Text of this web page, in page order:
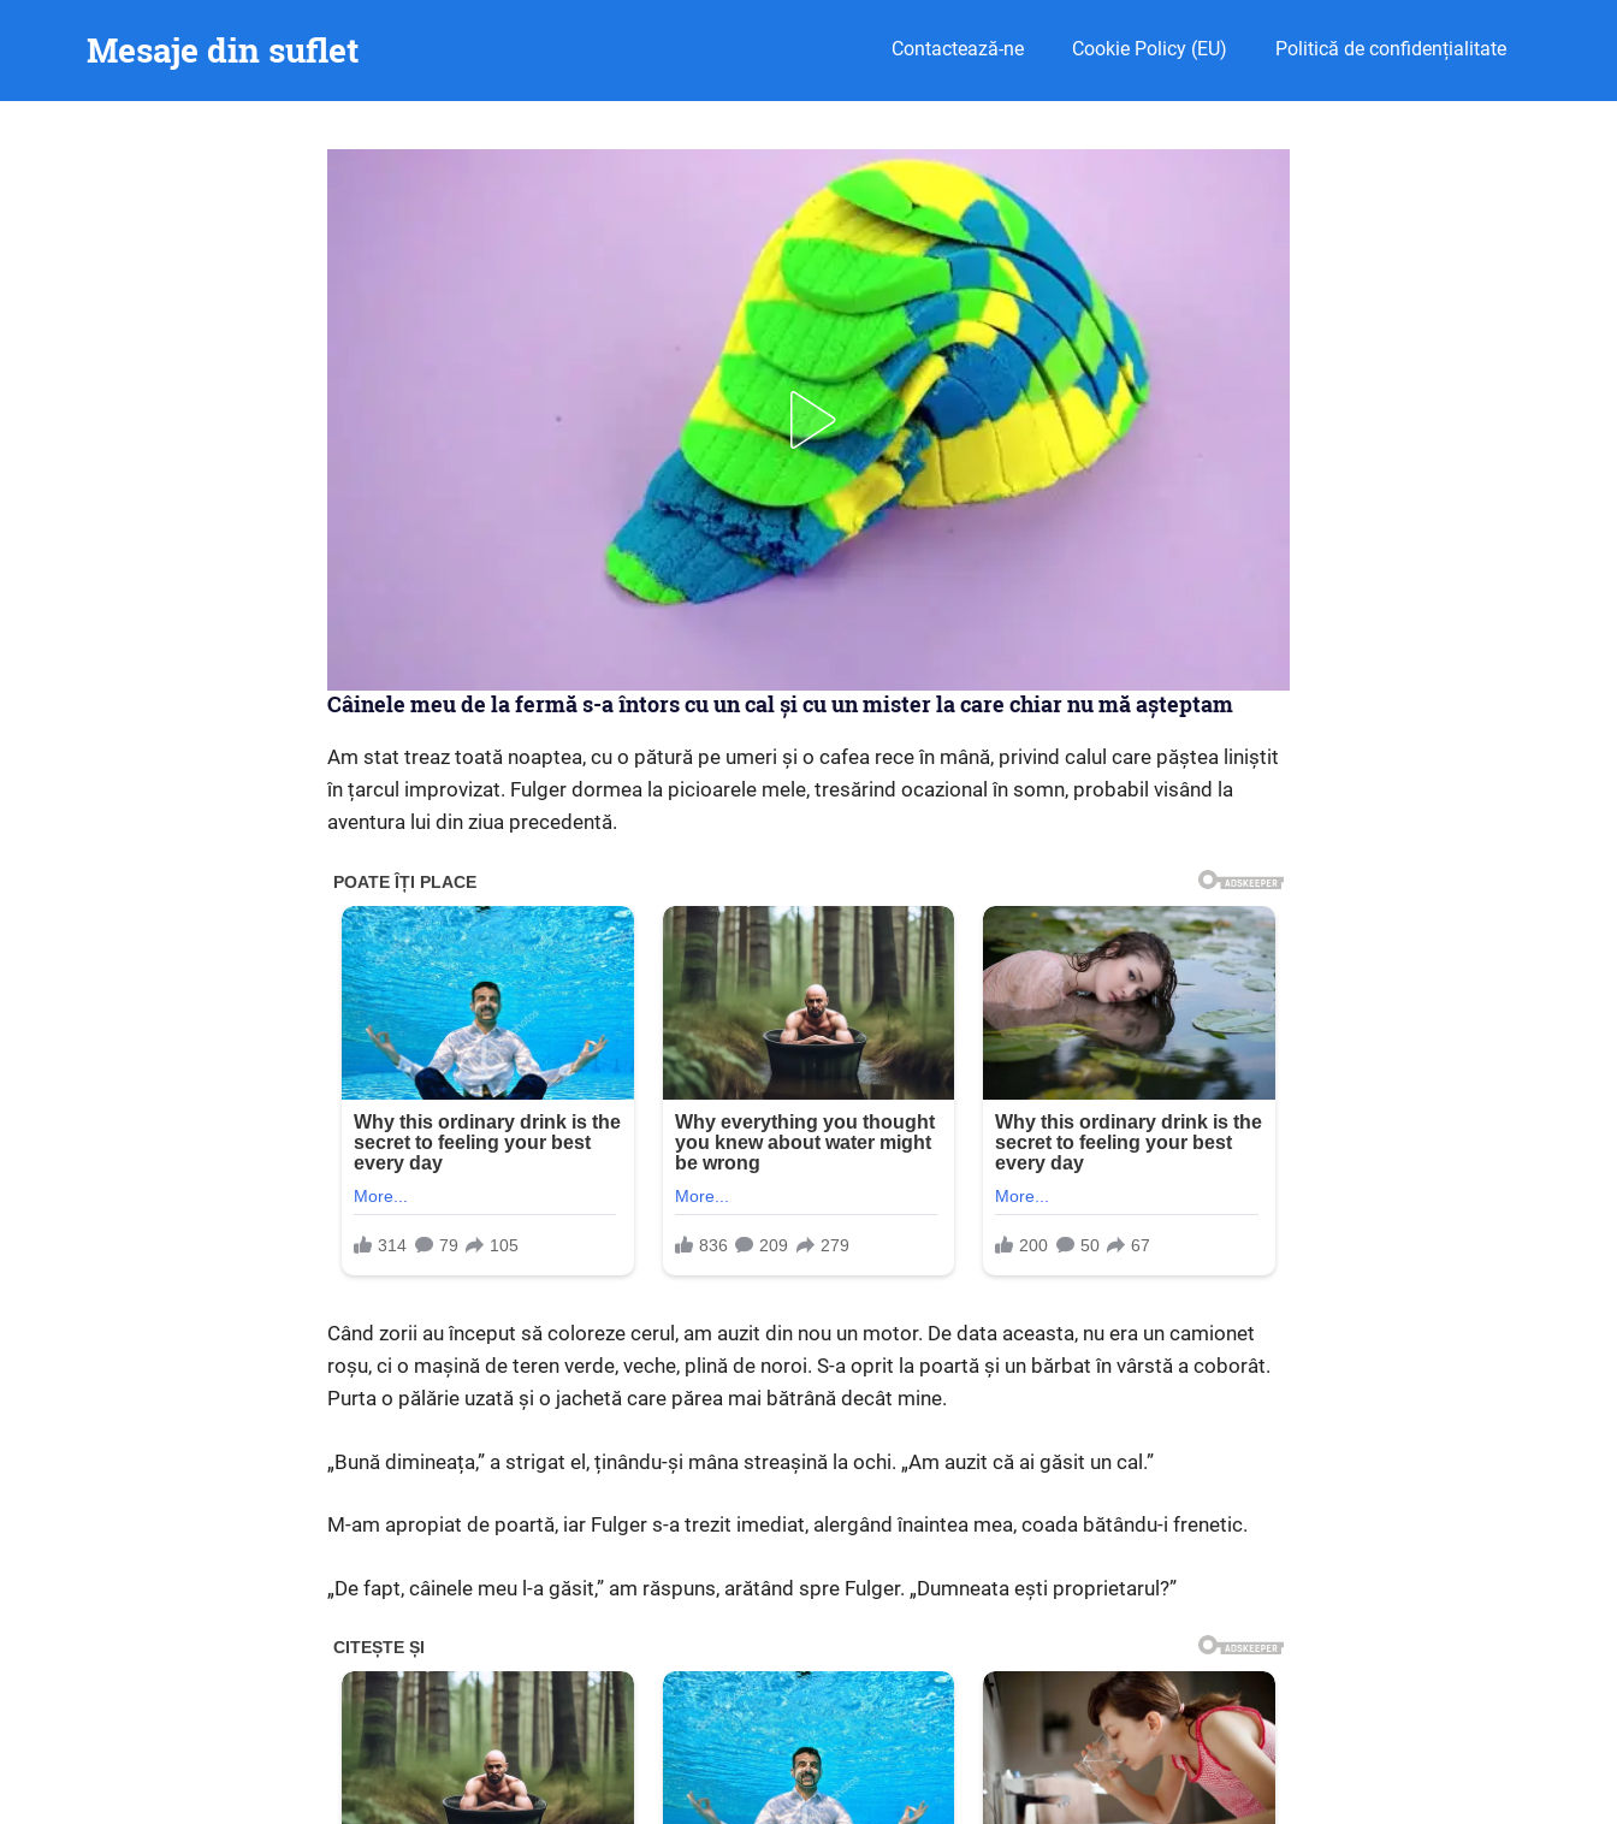
Mesaje din suflet Contactează-ne Cookie Policy (EU) Politică de confidențialitate
Câinele meu de la fermă s-a întors cu un cal și cu un mister la care chiar nu mă așteptam
Am stat treaz toată noaptea, cu o pătură pe umeri și o cafea rece în mână, privind calul care păștea liniștit
în țarcul improvizat. Fulger dormea la picioarele mele, tresărind ocazional în somn, probabil visând la
aventura lui din ziua precedentă.
Când zorii au început să coloreze cerul, am auzit din nou un motor. De data aceasta, nu era un camionet
roșu, ci o mașină de teren verde, veche, plină de noroi. S-a oprit la poartă și un bărbat în vârstă a coborât.
Purta o pălărie uzată și o jachetă care părea mai bătrână decât mine.
„Bună dimineața,” a strigat el, ținându-și mâna streașină la ochi. „Am auzit că ai găsit un cal.”
M-am apropiat de poartă, iar Fulger s-a trezit imediat, alergând înaintea mea, coada bătându-i frenetic.
„De fapt, câinele meu l-a găsit,” am răspuns, arătând spre Fulger. „Dumneata ești proprietarul?”